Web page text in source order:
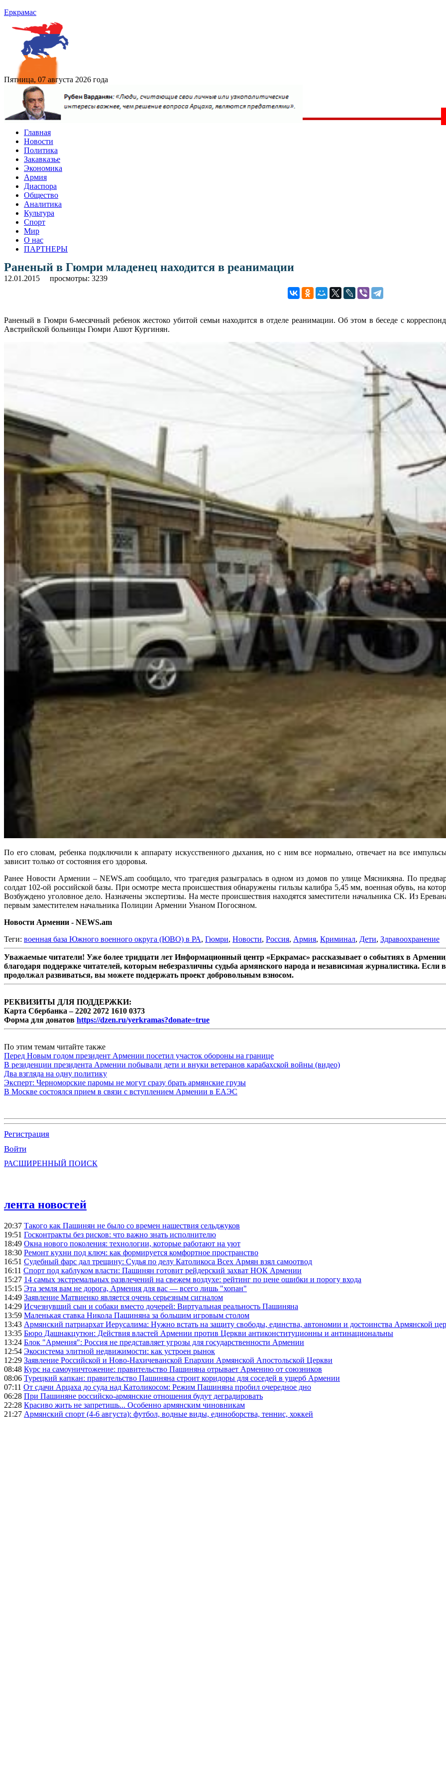
Еркрамас
Пятница, 07 августа 2026 года
Главная
Новости
Политика
Закавказье
Экономика
Армия
Диаспора
Общество
Аналитика
Культура
Спорт
Мир
О нас
ПАРТНЕРЫ
Раненый в Гюмри младенец находится в реанимации
12.01.2015 просмотры: 3239
Раненый в Гюмри 6-месячный ребенок жестоко убитой семьи находится в отделе реанимации. Об этом в беседе с
Австрийской больницы Гюмри Ашот Кургинян.
По его словам, ребенка подключили к аппарату искусственного дыхания, но с ним все нормально, отвечает на все
зависит только от состояния его здоровья.
Ранее Новости Армении – NEWS.am сообщало, что трагедия разыгралась в одном из домов по улице Мясникяна. По
солдат 102-ой российской базы. При осмотре места происшествия обнаружены гильзы калибра 5,45 мм, военная обувь, на
Возбуждено уголовное дело. Назначены экспертизы. На месте происшествия находятся заместители начальника СК. Из
первым заместителем начальника Полиции Армении Унаном Погосяном.
Новости Армении - NEWS.am
Теги: военная база Южного военного округа (ЮВО) в РА, Гюмри, Новости, Россия, Армия, Криминал, Дети, Здравоохранение
Уважаемые читатели! Уже более тридцати лет Информационный центр «Еркрамас» рассказывает о событиях в
благодаря поддержке читателей, которым небезразличны судьба армянского народа и независимая журналистика.
продолжал развиваться, вы можете поддержать проект добровольным взносом.
РЕКВИЗИТЫ ДЛЯ ПОДДЕРЖКИ:
Карта Сбербанка – 2202 2072 1610 0373
Форма для донатов https://dzen.ru/yerkramas?donate=true
По этим темам читайте также
Перед Новым годом президент Армении посетил участок обороны на границе
В резиденции президента Армении побывали дети и внуки ветеранов карабахской войны (видео)
Два взгляда на одну политику
Эксперт: Черноморские паромы не могут сразу брать армянские грузы
В Москве состоялся прием в связи с вступлением Армении в ЕАЭС
Регистрация
Войти
РАСШИРЕННЫЙ ПОИСК
лента новостей
20:37 Такого как Пашинян не было со времен нашествия сельджуков
19:51 Госконтракты без рисков: что важно знать исполнителю
18:49 Окна нового поколения: технологии, которые работают на уют
18:30 Ремонт кухни под ключ: как формируется комфортное пространство
16:51 Судебный фарс дал трещину: Судья по делу Католикоса Всех Армян взял самоотвод
16:11 Спорт под каблуком власти: Пашинян готовит рейдерский захват НОК Армении
15:27 14 самых экстремальных развлечений на свежем воздухе: рейтинг по цене ошибки и порогу входа
15:15 Эта земля вам не дорога, Армения для вас — всего лишь "хопан"
14:49 Заявление Матвиенко является очень серьезным сигналом
14:29 Исчезнувший сын и собаки вместо дочерей: Виртуальная реальность Пашиняна
13:59 Маленькая ставка Никола Пашиняна за большим игровым столом
13:43 Армянский патриархат Иерусалима: Нужно встать на защиту свободы, единства, автономии и достоинства Армянской
13:35 Бюро Дашнакцутюн: Действия властей Армении против Церкви антиконституционны и антинациональны
13:24 Блок "Армения": Россия не представляет угрозы для государственности Армении
12:54 Экосистема элитной недвижимости: как устроен рынок
12:29 Заявление Российской и Ново-Нахичеванской Епархии Армянской Апостольской Церкви
08:48 Курс на самоуничтожение: правительство Пашиняна отрывает Армению от союзников
08:06 Турецкий капкан: правительство Пашиняна строит коридоры для соседей в ущерб Армении
07:11 От сдачи Арцаха до суда над Католикосом: Режим Пашиняна пробил очередное дно
06:28 При Пашиняне российско-армянские отношения будут деградировать
22:28 Красиво жить не запретишь... Особенно армянским чиновникам
21:27 Армянский спорт (4-6 августа): футбол, водные виды, единоборства, теннис, хоккей